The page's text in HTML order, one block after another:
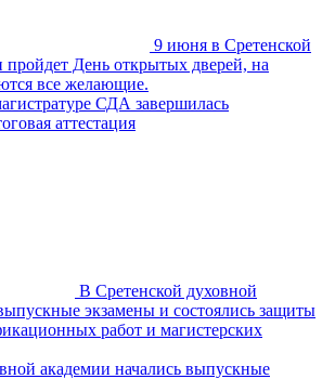
9 июня в Сретенской
пройдет День открытых дверей, на
все желающие.
СДА завершилась
аттестация
В Сретенской духовной
экзамены и состоялись защиты
работ и магистерских
академии начались выпускные